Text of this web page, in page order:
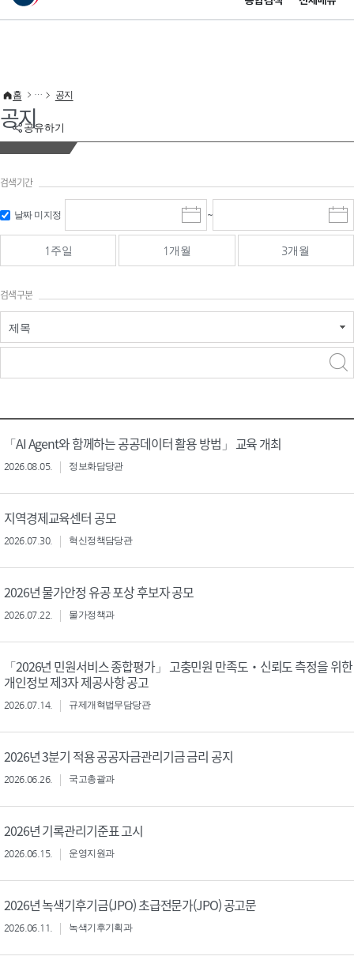
이 누리집은 대한민국 공식 전자정부 누리집입니다.
공유하기
홈 공지
공지
검색기간
날짜 미지정
시
작
일
선
~
종
료
선
1주일 1개월 3개월
검색구분
제목
「AI Agent와 함께하는 공공데이터 활용 방법」 교육 개최
2026.08.05. 정보화담당관
지역경제교육센터 공모
2026.07.30. 혁신정책담당관
2026년 물가안정 유공 포상 후보자 공모
2026.07.22. 물가정책과
「2026년 민원서비스 종합평가」 고충민원 만족도‧신뢰도 측정을 위한
개인정보 제3자 제공사항 공고
2026.07.14. 규제개혁법무담당관
2026년 3분기 적용 공공자금관리기금 금리 공지
2026.06.26. 국고총괄과
2026년 기록관리기준표 고시
2026.06.15. 운영지원과
2026년 녹색기후기금(JPO) 초급전문가(JPO) 공고문
2026.06.11. 녹색기후기획과